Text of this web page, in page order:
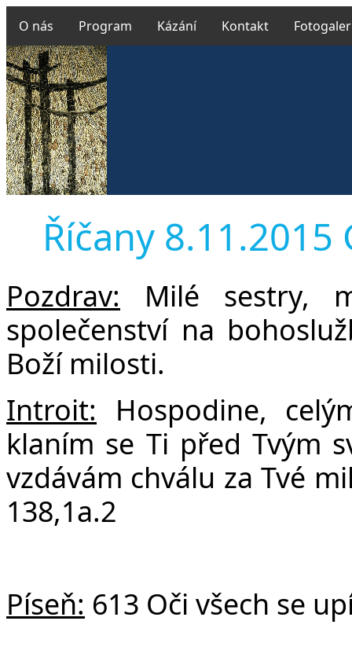
O nás Program Kázání Kontakt
Říčany 8.11.2015
Pozdrav: Milé sestry,
společenství na
Boží milosti.
Introit: Hospodine,
klaním se Ti před Tvým
vzdávám chválu za Tvé
138,1a.2
Píseň: 613 Oči všech se